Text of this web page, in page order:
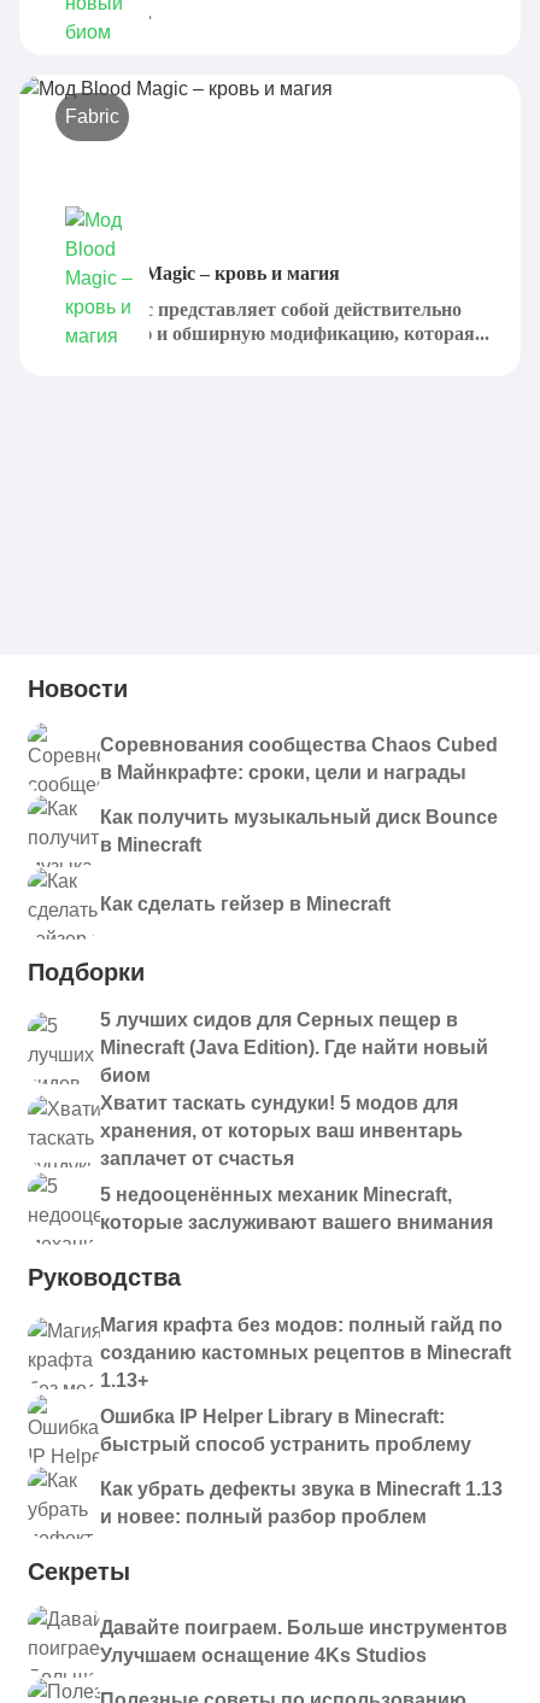
размерам....
Fabric
Мод Blood Magic – кровь и магия
Blood Magic представляет собой действительно
интересную и обширную модификацию, которая...
Новости
Соревнования сообщества Chaos Cubed
в Майнкрафте: сроки, цели и награды
Как получить музыкальный диск Bounce
в Minecraft
Как сделать гейзер в Minecraft
Подборки
5 лучших сидов для Серных пещер в
Minecraft (Java Edition). Где найти новый
биом
Хватит таскать сундуки! 5 модов для
хранения, от которых ваш инвентарь
заплачет от счастья
5 недооценённых механик Minecraft,
которые заслуживают вашего внимания
Руководства
Магия крафта без модов: полный гайд по
созданию кастомных рецептов в Minecraft
1.13+
Ошибка IP Helper Library в Minecraft:
быстрый способ устранить проблему
Как убрать дефекты звука в Minecraft 1.13
и новее: полный разбор проблем
Секреты
Давайте поиграем. Больше инструментов
Улучшаем оснащение 4Ks Studios